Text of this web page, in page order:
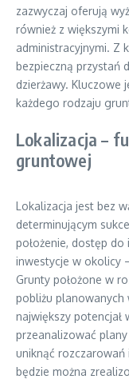
zazwyczaj oferują
również z większymi
administracyjnymi. Z
bezpieczną przystań
dzierżawy. Kluczowe
każdego rodzaju
Lokalizacja –
gruntowej
Lokalizacja jest bez
determinującym
położenie, dostęp
inwestycje w okolicy
Grunty położone w
pobliżu planowanych
największy potencjał
przeanalizować
uniknąć rozczarowań
będzie można